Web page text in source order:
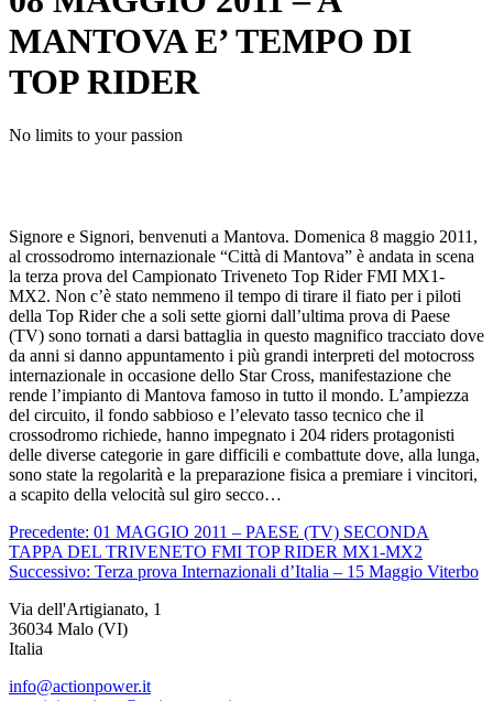
MANTOVA E’ TEMPO DI
TOP RIDER
No limits to your passion
Signore e Signori, benvenuti a Mantova. Domenica 8 maggio 2011,
al crossodromo internazionale “Città di Mantova” è andata in scena
la terza prova del Campionato Triveneto Top Rider FMI MX1-
MX2. Non c’è stato nemmeno il tempo di tirare il fiato per i piloti
della Top Rider che a soli sette giorni dall’ultima prova di Paese
(TV) sono tornati a darsi battaglia in questo magnifico tracciato dove
da anni si danno appuntamento i più grandi interpreti del motocross
internazionale in occasione dello Star Cross, manifestazione che
rende l’impianto di Mantova famoso in tutto il mondo. L’ampiezza
del circuito, il fondo sabbioso e l’elevato tasso tecnico che il
crossodromo richiede, hanno impegnato i 204 riders protagonisti
delle diverse categorie in gare difficili e combattute dove, alla lunga,
sono state la regolarità e la preparazione fisica a premiare i vincitori,
a scapito della velocità sul giro secco…
Navigazione
articoli
Precedente: Articolo
precedente:
01 MAGGIO 2011 – PAESE (TV) SECONDA
TAPPA DEL TRIVENETO FMI TOP RIDER MX1-MX2
Successivo: Articolo
Terza prova Internazionali d’Italia – 15 Maggio Viterbo
Via dell'Artigianato, 1
36034 Malo (VI)
Italia
info@actionpower.it